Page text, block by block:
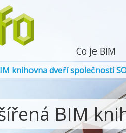
Co je BIM
knihovna dveří společnosti
BIM